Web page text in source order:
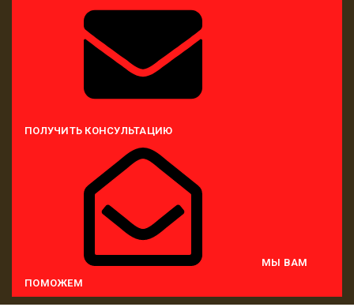
ПОЛУЧИТЬ КОНСУЛЬТАЦИЮ
МЫ ВАМ
ПОМОЖЕМ